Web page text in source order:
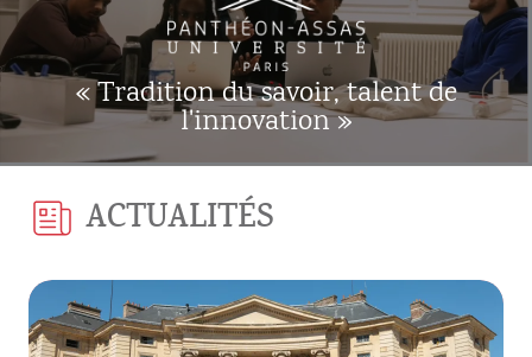
« Tradition du savoir, talent de
l'innovation »
ACTUALITÉS